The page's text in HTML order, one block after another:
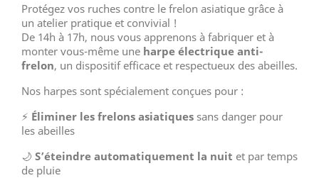
Protégez vos ruches contre le frelon asiatique grâce à
un atelier pratique et convivial !
De 14h à 17h, nous vous apprenons à fabriquer et à
monter vous-même une harpe électrique anti-
frelon, un dispositif efficace et respectueux des abeilles.
Nos harpes sont spécialement conçues pour :
⚡ Éliminer les frelons asiatiques sans danger pour
les abeilles
🌙 S’éteindre automatiquement la nuit et par temps
de pluie